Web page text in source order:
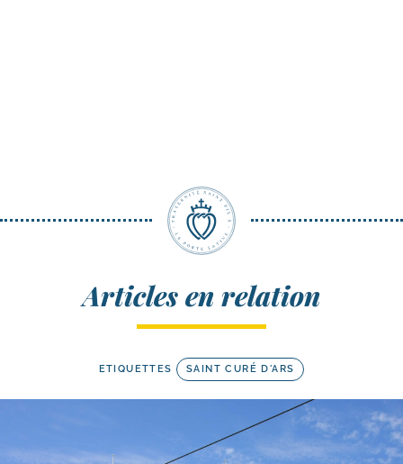
Articles en relation
ETIQUETTES SAINT CURÉ D'ARS